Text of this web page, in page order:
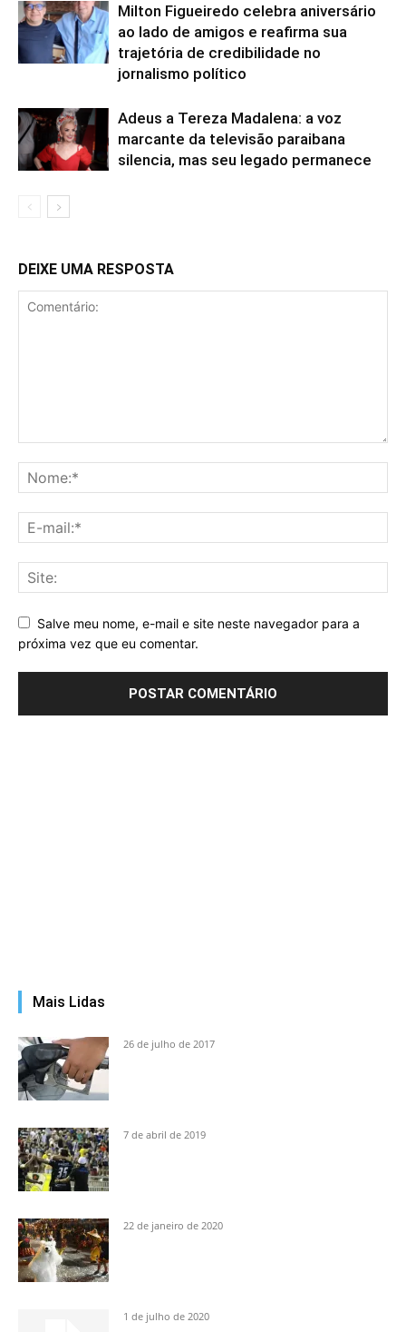
Milton Figueiredo celebra aniversário
ao lado de amigos e reafirma sua
trajetória de credibilidade no
jornalismo político
Adeus a Tereza Madalena: a voz
marcante da televisão paraibana
silencia, mas seu legado permanece
DEIXE UMA RESPOSTA
Salve meu nome, e-mail e site neste navegador para a
próxima vez que eu comentar.
Mais Lidas
26 de julho de 2017
7 de abril de 2019
22 de janeiro de 2020
1 de julho de 2020